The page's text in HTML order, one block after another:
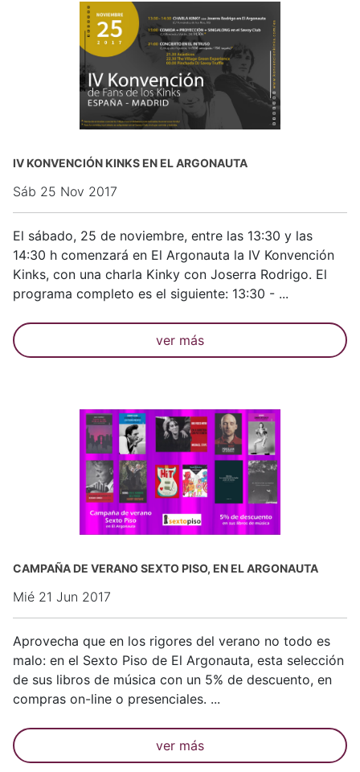
IV KONVENCIÓN KINKS EN EL ARGONAUTA
Sáb 25 Nov 2017
El sábado, 25 de noviembre, entre las 13:30 y las
14:30 h comenzará en El Argonauta la IV Konvención
Kinks, con una charla Kinky con Joserra Rodrigo. El
programa completo es el siguiente: 13:30 - ...
ver más
CAMPAÑA DE VERANO SEXTO PISO, EN EL ARGONAUTA
Mié 21 Jun 2017
Aprovecha que en los rigores del verano no todo es
malo: en el Sexto Piso de El Argonauta, esta selección
de sus libros de música con un 5% de descuento, en
compras on-line o presenciales. ...
ver más